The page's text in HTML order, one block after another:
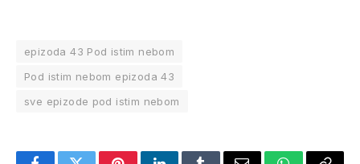
epizoda 43 Pod istim nebom
Pod istim nebom epizoda 43
sve epizode pod istim nebom